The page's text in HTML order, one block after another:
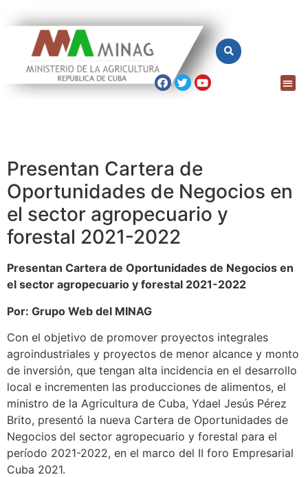
Presentan Cartera de
Oportunidades de Negocios en
el sector agropecuario y
forestal 2021-2022
Presentan Cartera de Oportunidades de Negocios en
el sector agropecuario y forestal 2021-2022
Por: Grupo Web del MINAG
Con el objetivo de promover proyectos integrales
agroindustriales y proyectos de menor alcance y monto
de inversión, que tengan alta incidencia en el desarrollo
local e incrementen las producciones de alimentos, el
ministro de la Agricultura de Cuba, Ydael Jesús Pérez
Brito, presentó la nueva Cartera de Oportunidades de
Negocios del sector agropecuario y forestal para el
período 2021-2022, en el marco del II foro Empresarial
Cuba 2021.